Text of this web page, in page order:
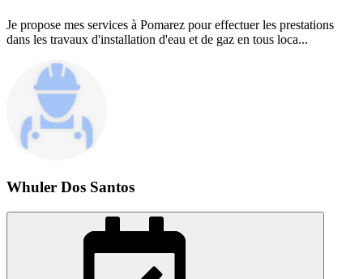
Je propose mes services à Pomarez pour effectuer les prestations
dans les travaux d'installation d'eau et de gaz en tous loca...
Whuler Dos Santos